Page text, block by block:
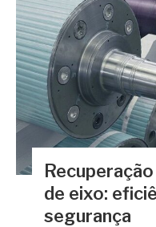
de eixo:
segurança